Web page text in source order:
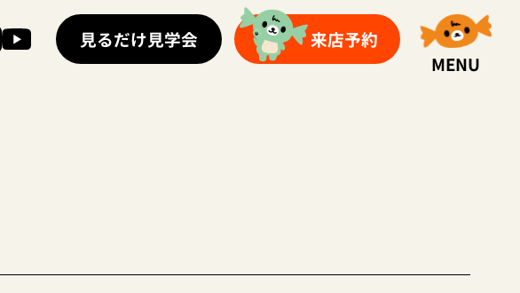
見るだけ見学会
来店予約
MENU